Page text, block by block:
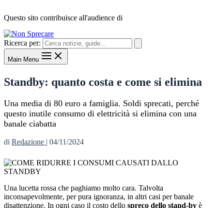
Questo sito contribuisce all'audience di
Ricerca per:
Main Menu
Standby: quanto costa e come si elimina
Una media di 80 euro a famiglia. Soldi sprecati, perché
questo inutile consumo di elettricità si elimina con una
banale ciabatta
di Redazione | 04/11/2024
Una lucetta rossa che paghiamo molto cara. Talvolta
inconsapevolmente, per pura ignoranza, in altri casi per banale
disattenzione. In ogni caso il costo dello spreco dello stand-by è